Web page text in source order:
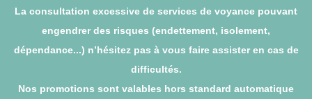
La consultation excessive de services de voyance pouvant
engendrer des risques (endettement, isolement,
dépendance...) n’hésitez pas à vous faire assister en cas de
difficultés.
Nos promotions sont valables hors standard automatique